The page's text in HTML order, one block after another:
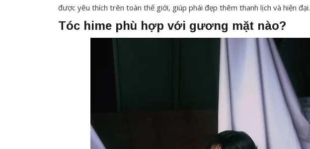
được yêu thích trên toàn thế giới, giúp phái đẹp thêm thanh lịch và hiện đại.
Tóc hime phù hợp với gương mặt nào?